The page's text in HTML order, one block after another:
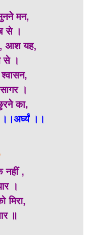
मन,
से ।
आश यह,
से ।
।
का,
।।अर्घ्यं ।।
नहीं ,
।
मिरा,
॥